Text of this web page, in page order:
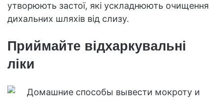
утворюють застої, які ускладнюють очищення
дихальних шляхів від слизу.
Приймайте відхаркувальні
ліки